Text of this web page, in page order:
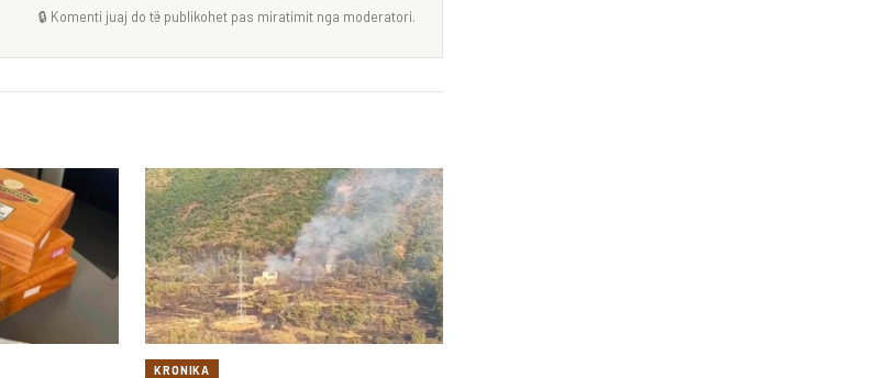
🔒 Komenti juaj do të publikohet pas miratimit nga moderatori.
KRONIKA